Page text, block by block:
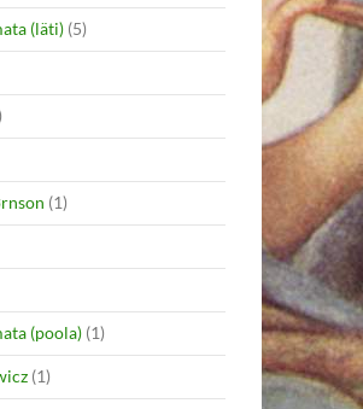
(läti) (5)
(1)
(poola) (1)
(1)